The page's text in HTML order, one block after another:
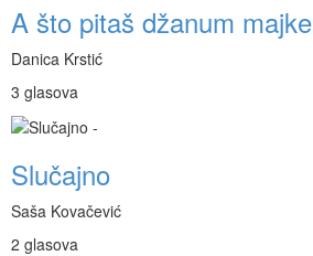
A što pitaš džanum majke
Danica Krstić
3 glasova
Slučajno
Saša Kovačević
2 glasova